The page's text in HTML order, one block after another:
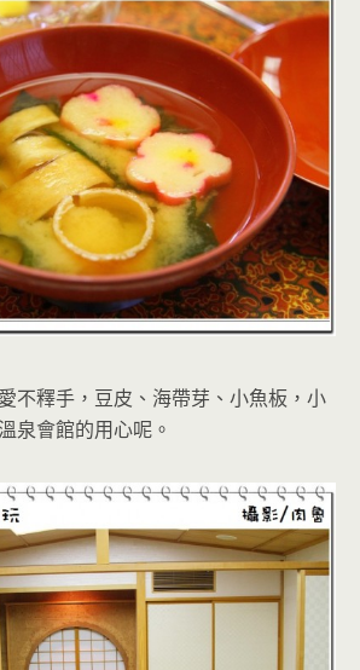
不釋手，豆皮、海帶芽、小魚板，小
泉會館的用心呢。